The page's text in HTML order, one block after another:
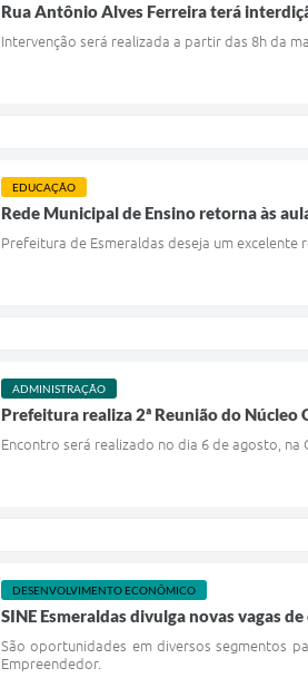
Rua Antônio Alves Ferreira terá
Intervenção será realizada a partir das 8h da
EDUCAÇÃO
Rede Municipal de Ensino retorna às
Prefeitura de Esmeraldas deseja um
ADMINISTRAÇÃO
Prefeitura realiza 2ª Reunião do
Encontro será realizado no dia 6 de agosto,
DESENVOLVIMENTO ECONÔMICO
SINE Esmeraldas divulga novas vagas
São oportunidades em diversos segmentos
Empreendedor.